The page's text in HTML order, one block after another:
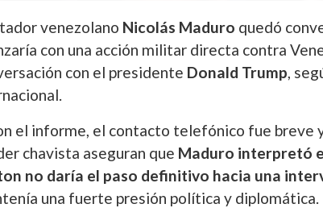
venezolano Nicolás Maduro quedó
con una acción militar directa contra
con el presidente Donald Trump,
el informe, el contacto telefónico fue breve
chavista aseguran que Maduro interpretó
no daría el paso definitivo hacia una
una fuerte presión política y diplomática.